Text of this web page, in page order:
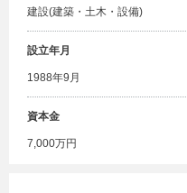
建設(建築・土木・設備)
設立年月
1988年9月
資本金
7,000万円